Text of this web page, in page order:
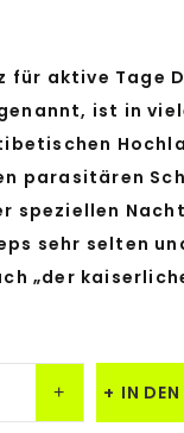
für aktive Tage
ist in
parasitären
speziellen
sehr selten
„der
IN